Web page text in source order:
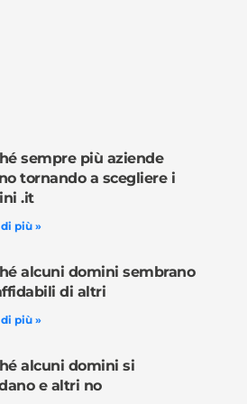
sempre più aziende
tornando a scegliere i
.it
più »
alcuni domini sembrano
di altri
più »
alcuni domini si
e altri no